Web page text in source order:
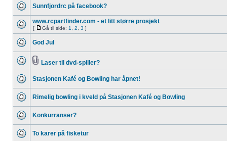
Sunnfjordrc på facebook?
www.rcpartfinder.com - et litt større prosjekt
[ Gå til side: 1 2 3 ]
God Jul
Laser til dvd-spiller?
Stasjonen Kafé og Bowling har åpnet!
Rimelig bowling i kveld på Stasjonen Kafé og Bowling
Konkurranser?
To karer på fisketur